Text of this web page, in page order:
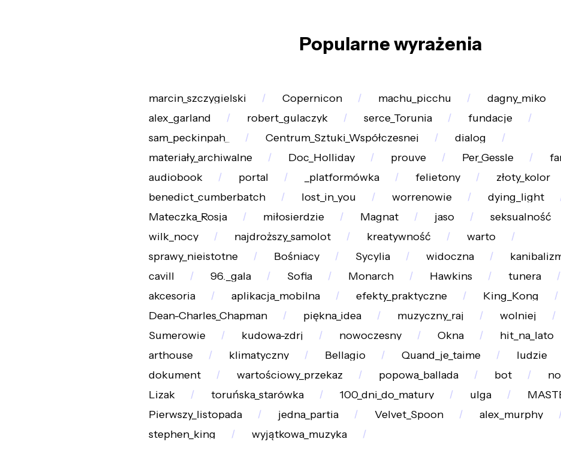
Popularne wyrażenia
marcin_szczygielski Copernicon machu_picchu
dagny_miko
alex_garland
robert_gulaczyk serce_Torunia
fundacje
sam_peckinpah_
Centrum_Sztuki_Współczesnej
dialog
materiały_archiwalne
Doc_Holliday prouve Per_Gessle
audiobook
portal _platformówka felietony
złoty_kolor
benedict_cumberbatch
lost_in_you worrenowie
dying_light
Mateczka_Rosja
miłosierdzie Magnat jaso
seksualność
wilk_nocy
najdroższy_samolot kreatywność
warto
sprawy_nieistotne
Bośniacy Sycylia widoczna
cavill
96._gala Sofia Monarch Hawkins
tunera
akcesoria
aplikacja_mobilna efekty_praktyczne King_Kong
Dean-Charles_Chapman
piękna_idea muzyczny_raj
wolniej
Sumerowie
kudowa-zdrj nowoczesny Okna
hit_na_lato
arthouse
klimatyczny Bellagio Quand_je_taime
ludzie
dokument
wartościowy_przekaz popowa_ballada bot
Lizak
toruńska_starówka 100_dni_do_matury ulga
Pierwszy_listopada
jedna_partia Velvet_Spoon
alex_murphy
stephen_king
wyjątkowa_muzyka